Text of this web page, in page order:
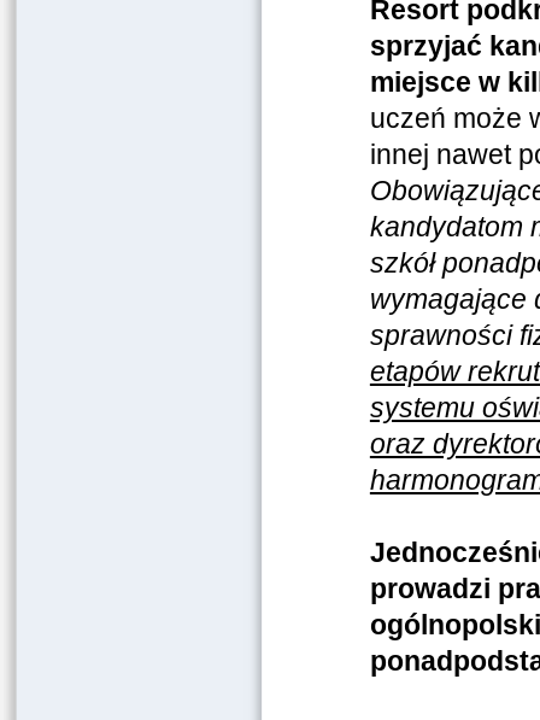
Resort
sprzyjać
miejsce w
uczeń może
innej nawet
kandydatom
szkół
wymagające
sprawności
etapów
systemu
oraz
prowadzi